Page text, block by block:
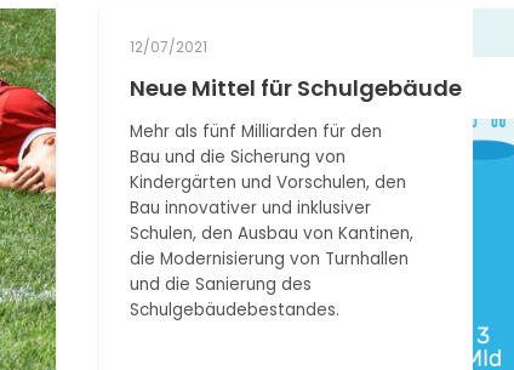
12/07/2021
Neue Mittel für Schulgebäude
Mehr als fünf Milliarden für den
Bau und die Sicherung von
Kindergärten und Vorschulen, den
Bau innovativer und inklusiver
Schulen, den Ausbau von Kantinen,
die Modernisierung von Turnhallen
und die Sanierung des
Schulgebäudebestandes.